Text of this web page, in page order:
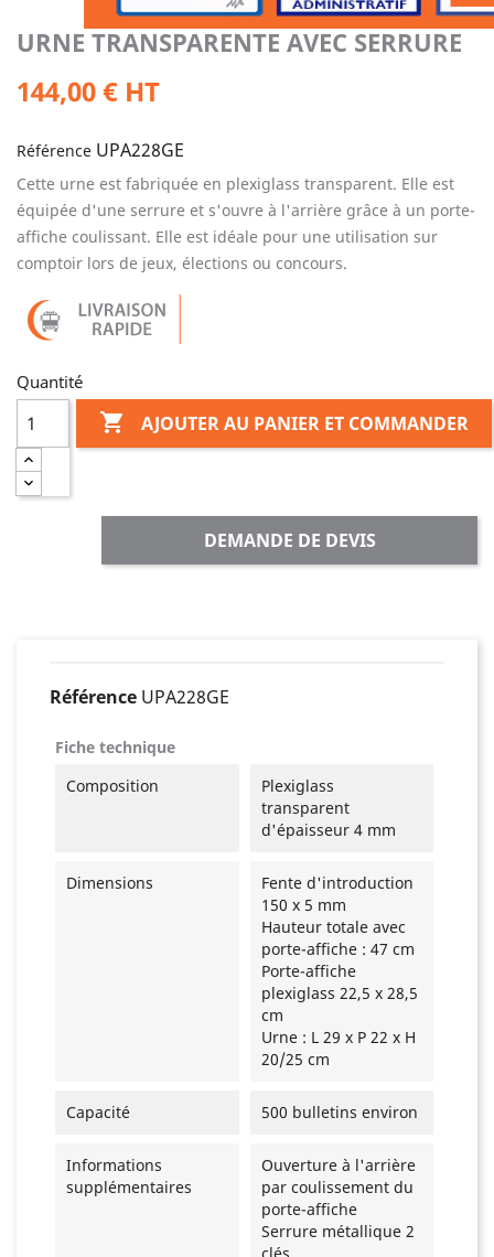
URNE TRANSPARENTE AVEC SERRURE
144,00 € HT
Référence UPA228GE
Cette urne est fabriquée en plexiglass transparent. Elle est
équipée d'une serrure et s'ouvre à l'arrière grâce à un porte-
affiche coulissant. Elle est idéale pour une utilisation sur
comptoir lors de jeux, élections ou concours.
Quantité
 AJOUTER AU PANIER ET COMMANDER
DEMANDE DE DEVIS
Référence UPA228GE
Fiche technique
Composition
Plexiglass
transparent
d'épaisseur 4 mm
Dimensions
Fente d'introduction
150 x 5 mm
Hauteur totale avec
porte-affiche : 47 cm
Porte-affiche
plexiglass 22,5 x 28,5
cm
Urne : L 29 x P 22 x H
20/25 cm
Capacité 500 bulletins environ
Informations
supplémentaires
Ouverture à l'arrière
par coulissement du
porte-affiche
Serrure métallique 2